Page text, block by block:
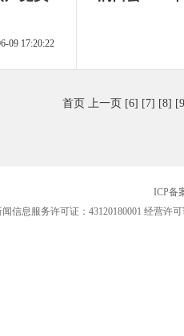
09 17:20:22
首页 上一页 [6] [7] [8]
ICP备
信息服务许可证：43120180001 经营许可